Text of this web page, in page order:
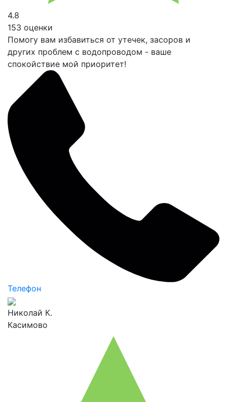
4.8
153 оценки
Помогу вам избавиться от утечек, засоров и
других проблем с водопроводом - ваше
спокойствие мой приоритет!
Телефон
Николай К.
Касимово